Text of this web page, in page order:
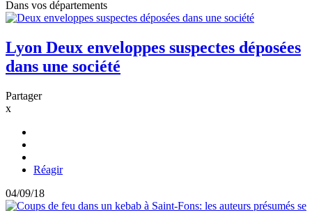
Dans vos départements
Lyon Deux enveloppes suspectes déposées
dans une société
Partager
x
Réagir
04/09/18